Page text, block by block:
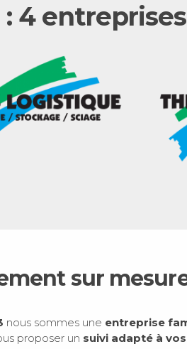
: 4
sur
nous sommes une entreprise
proposer un suivi adapté à